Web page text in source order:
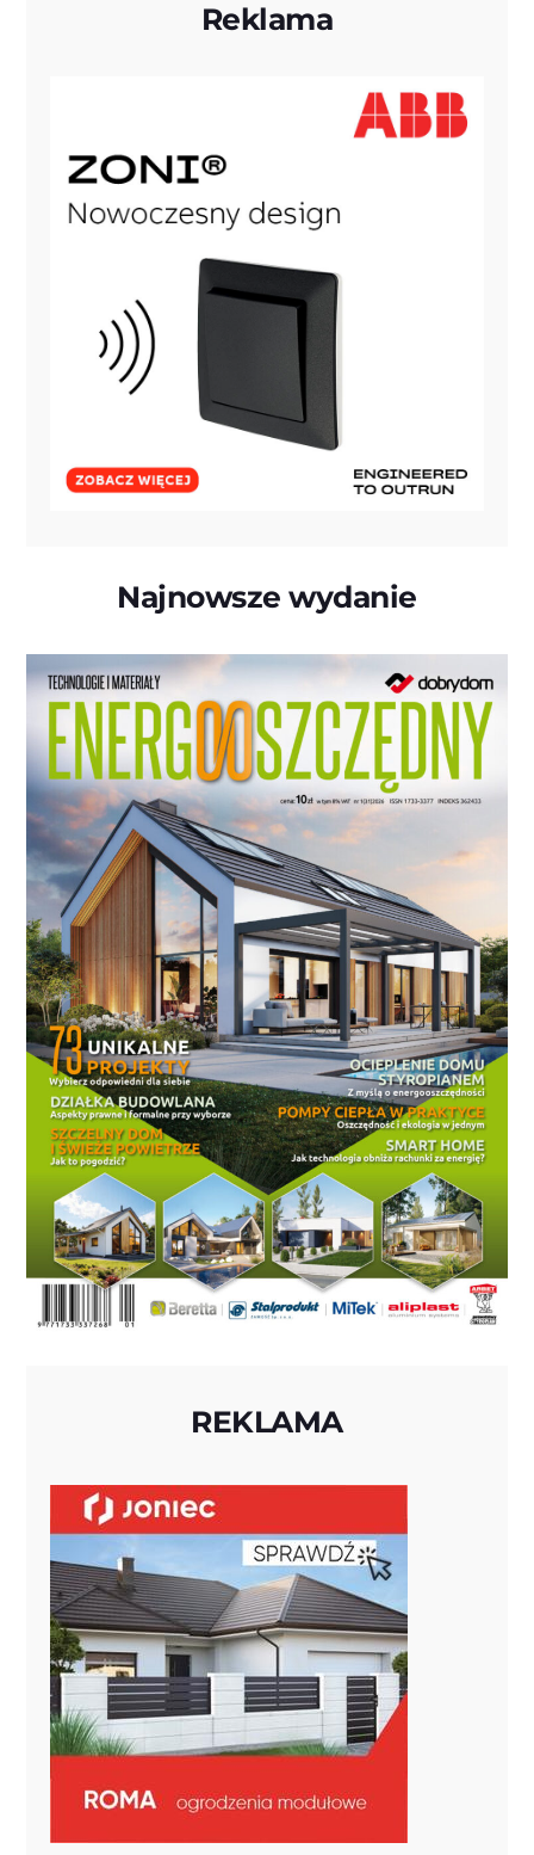
Reklama
Najnowsze wydanie
REKLAMA